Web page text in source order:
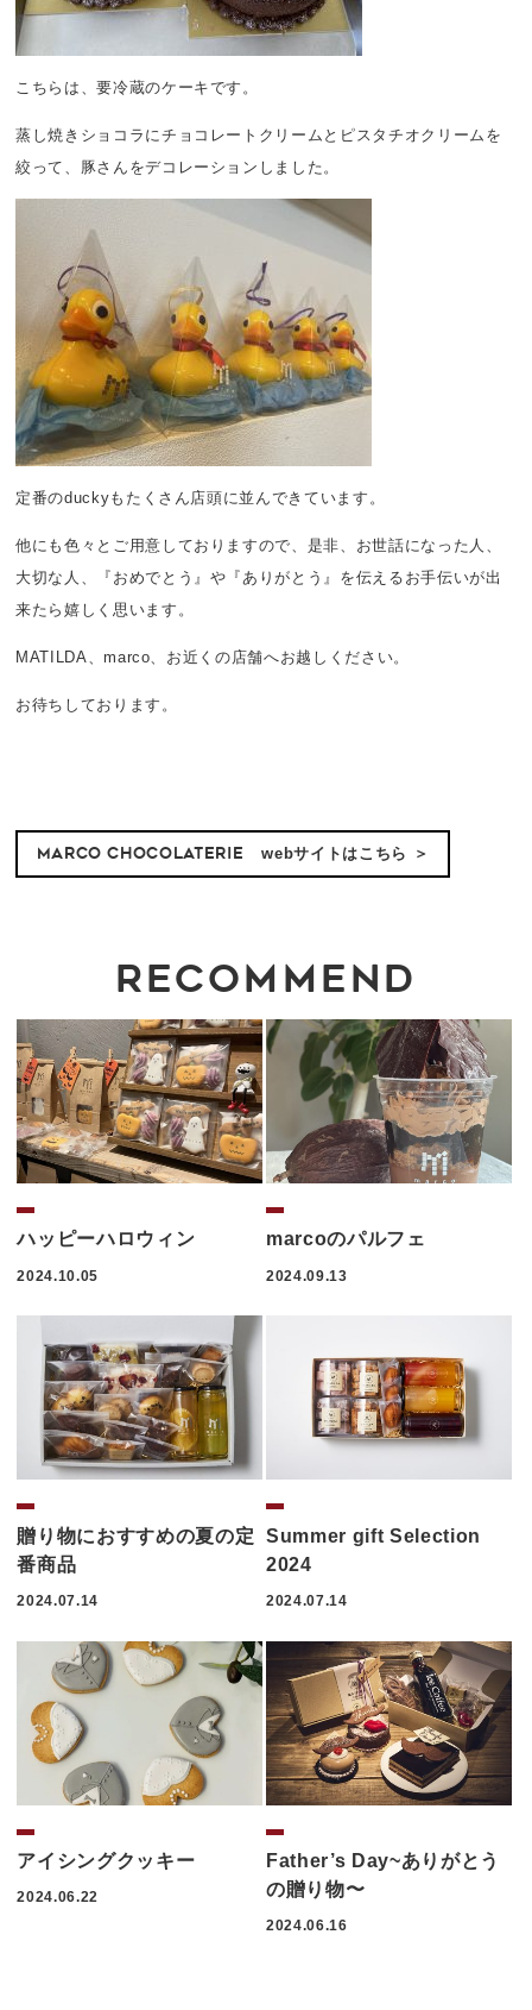
こちらは、要冷蔵のケーキです。
蒸し焼きショコラにチョコレートクリームとピスタチオクリームを
絞って、豚さんをデコレーションしました。
定番のduckyもたくさん店頭に並んできています。
他にも色々とご用意しておりますので、是非、お世話になった人、
大切な人、『おめでとう』や『ありがとう』を伝えるお手伝いが出
来たら嬉しく思います。
MATILDA、marco、お近くの店舗へお越しください。
お待ちしております。
marco chocolaterie webサイトはこちら
RECOMMEND
ハッピーハロウィン
2024.10.05
marcoのパルフェ
2024.09.13
贈り物におすすめの夏の定
番商品
2024.07.14
Summer gift Selection
2024
2024.07.14
アイシングクッキー
2024.06.22
Father’s Day~ありがとう
の贈り物〜
2024.06.16